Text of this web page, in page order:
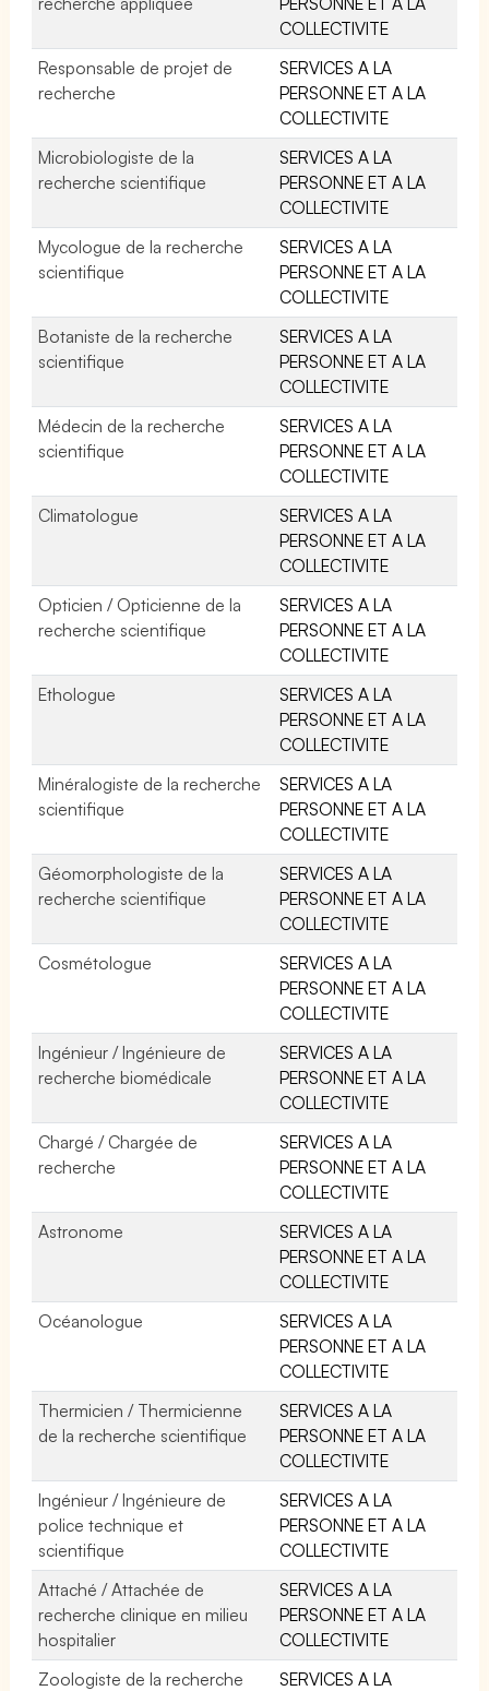
COLLECTIVITE
Responsable de projet de
recherche
SERVICES A LA
PERSONNE ET A LA
COLLECTIVITE
Microbiologiste de la
recherche scientifique
SERVICES A LA
PERSONNE ET A LA
COLLECTIVITE
Mycologue de la recherche
scientifique
SERVICES A LA
PERSONNE ET A LA
COLLECTIVITE
Botaniste de la recherche
scientifique
SERVICES A LA
PERSONNE ET A LA
COLLECTIVITE
Médecin de la recherche
scientifique
SERVICES A LA
PERSONNE ET A LA
COLLECTIVITE
Climatologue
SERVICES A LA
PERSONNE ET A LA
COLLECTIVITE
Opticien / Opticienne de la
recherche scientifique
SERVICES A LA
PERSONNE ET A LA
COLLECTIVITE
Ethologue
SERVICES A LA
PERSONNE ET A LA
COLLECTIVITE
Minéralogiste de la recherche
scientifique
SERVICES A LA
PERSONNE ET A LA
COLLECTIVITE
Géomorphologiste de la
recherche scientifique
SERVICES A LA
PERSONNE ET A LA
COLLECTIVITE
Cosmétologue
SERVICES A LA
PERSONNE ET A LA
COLLECTIVITE
Ingénieur / Ingénieure de
recherche biomédicale
SERVICES A LA
PERSONNE ET A LA
COLLECTIVITE
Chargé / Chargée de
recherche
SERVICES A LA
PERSONNE ET A LA
COLLECTIVITE
Astronome
SERVICES A LA
PERSONNE ET A LA
COLLECTIVITE
Océanologue
SERVICES A LA
PERSONNE ET A LA
COLLECTIVITE
Thermicien / Thermicienne
de la recherche scientifique
SERVICES A LA
PERSONNE ET A LA
COLLECTIVITE
Ingénieur / Ingénieure de
police technique et
scientifique
SERVICES A LA
PERSONNE ET A LA
COLLECTIVITE
Attaché / Attachée de
recherche clinique en milieu
hospitalier
SERVICES A LA
PERSONNE ET A LA
COLLECTIVITE
Zoologiste de la recherche
SERVICES A LA